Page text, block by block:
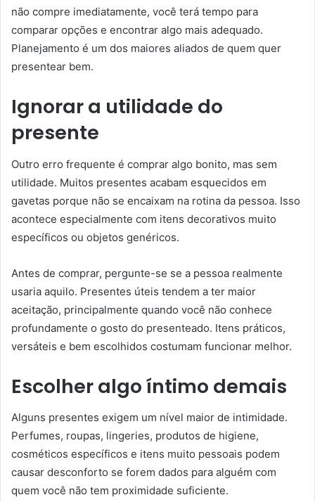
não compre imediatamente, você terá tempo para
comparar opções e encontrar algo mais adequado.
Planejamento é um dos maiores aliados de quem quer
presentear bem.
Ignorar a utilidade do
presente
Outro erro frequente é comprar algo bonito, mas sem
utilidade. Muitos presentes acabam esquecidos em
gavetas porque não se encaixam na rotina da pessoa. Isso
acontece especialmente com itens decorativos muito
específicos ou objetos genéricos.
Antes de comprar, pergunte-se se a pessoa realmente
usaria aquilo. Presentes úteis tendem a ter maior
aceitação, principalmente quando você não conhece
profundamente o gosto do presenteado. Itens práticos,
versáteis e bem escolhidos costumam funcionar melhor.
Escolher algo íntimo demais
Alguns presentes exigem um nível maior de intimidade.
Perfumes, roupas, lingeries, produtos de higiene,
cosméticos específicos e itens muito pessoais podem
causar desconforto se forem dados para alguém com
quem você não tem proximidade suficiente.